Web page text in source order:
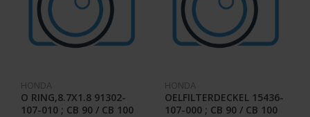
HONDA
O RING,8.7X1.8 91302-
107-010 ; CB 90 / CB 100
HONDA
OELFILTERDECKEL 15436-
107-000 ; CB 90 / CB 100